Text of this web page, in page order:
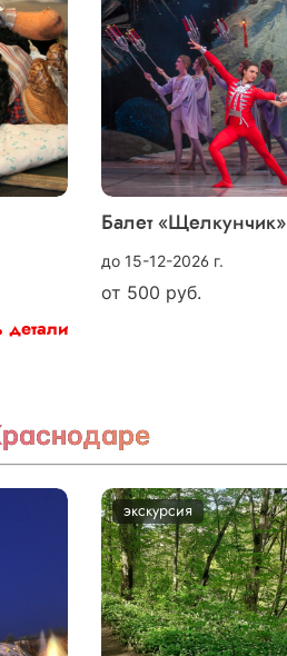
детали
Балет «Щелкунчик»
до 15-12-2026 г.
от 500 руб.
экскурсия